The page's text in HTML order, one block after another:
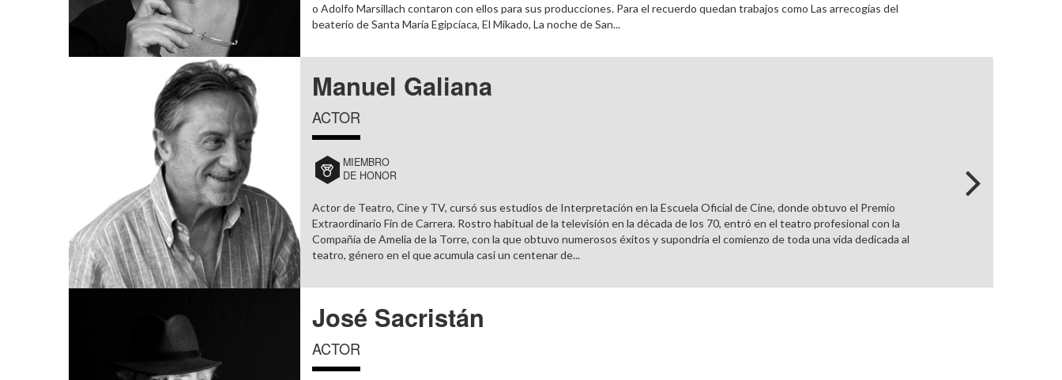
o Adolfo Marsillach contaron con ellos para sus producciones. Para el recuerdo quedan trabajos como Las arrecogías del
beaterio de Santa María Egipcíaca, El Mikado, La noche de San...
Manuel Galiana
ACTOR
MIEMBRO
DE HONOR
Actor de Teatro, Cine y TV, cursó sus estudios de Interpretación en la Escuela Oficial de Cine, donde obtuvo el Premio
Extraordinario Fin de Carrera. Rostro habitual de la televisión en la década de los 70, entró en el teatro profesional con la
Compañía de Amelia de la Torre, con la que obtuvo numerosos éxitos y supondría el comienzo de toda una vida dedicada al
teatro, género en el que acumula casi un centenar de...
José Sacristán
ACTOR